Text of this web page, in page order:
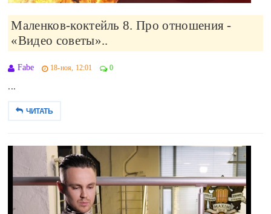
Маленков-коктейль 8. Про отношения -
«Видео советы»..
Fabe 18-ноя, 12:01 0
...
ЧИТАТЬ